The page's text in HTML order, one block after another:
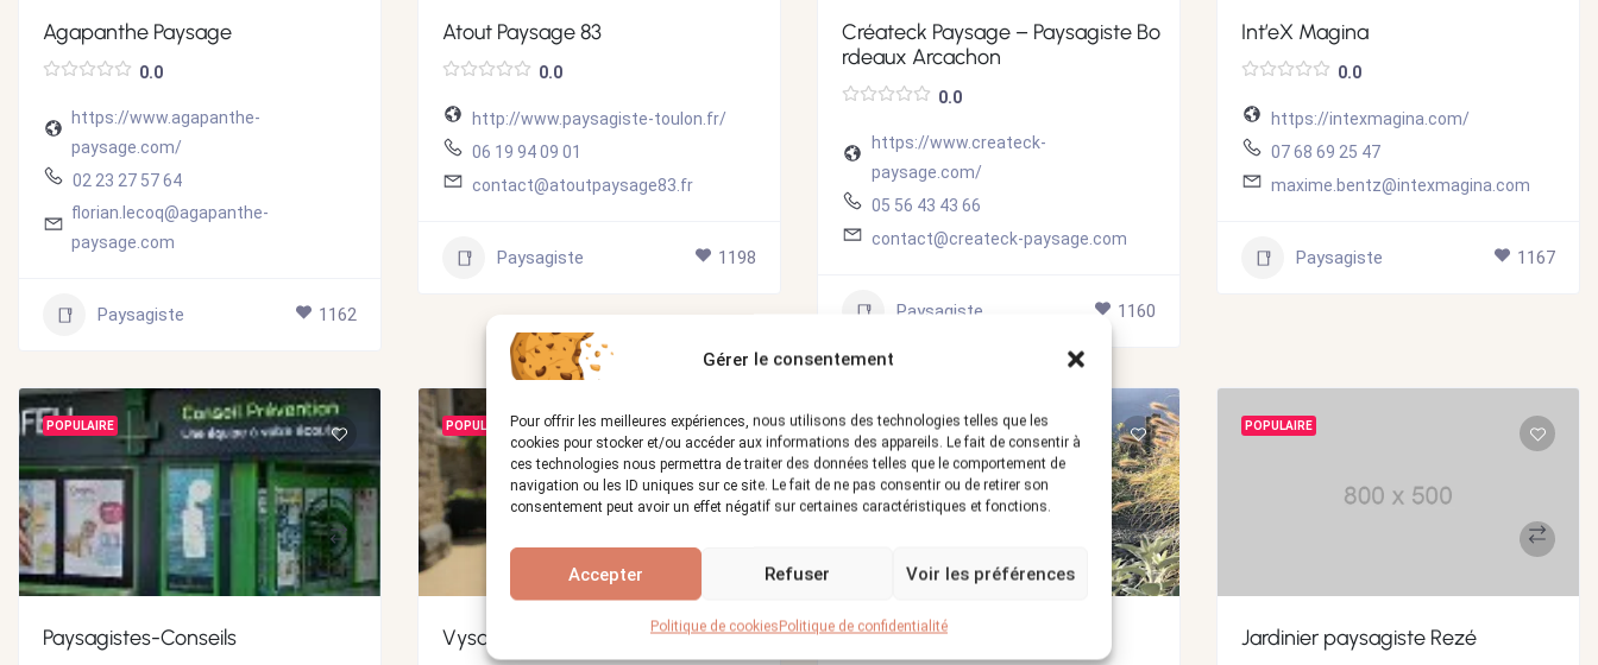
Gérer le consentement
Pour offrir les meilleures expériences, nous utilisons des technologies telles que les
cookies pour stocker et/ou accéder aux informations des appareils. Le fait de consentir à
ces technologies nous permettra de traiter des données telles que le comportement de
navigation ou les ID uniques sur ce site. Le fait de ne pas consentir ou de retirer son
consentement peut avoir un effet négatif sur certaines caractéristiques et fonctions.
Accepter Refuser Voir les préférences
Politique de cookiesPolitique de confidentialité
Agapanthe Paysage
0.0
https://www.agapanthe-
paysage.com/
02 23 27 57 64
florian.lecoq@agapanthe-
paysage.com
Paysagiste 1162
Atout Paysage 83
0.0
http://www.paysagiste-toulon.fr/
06 19 94 09 01
contact@atoutpaysage83.fr
Paysagiste 1198
Créateck Paysage – Paysagiste Bo
rdeaux Arcachon
0.0
https://www.createck-
paysage.com/
05 56 43 43 66
contact@createck-paysage.com
Paysagiste 1160
Int’eX Magina
0.0
https://intexmagina.com/
07 68 69 25 47
maxime.bentz@intexmagina.com
Paysagiste 1167
POPULAIRE
Paysagistes-Conseils
POPULAIRE
Vysages – paysagiste concepteur
POPULAIRE
Decovrac Reims-Muizon 🌱
POPULAIRE
Jardinier paysagiste Rezé